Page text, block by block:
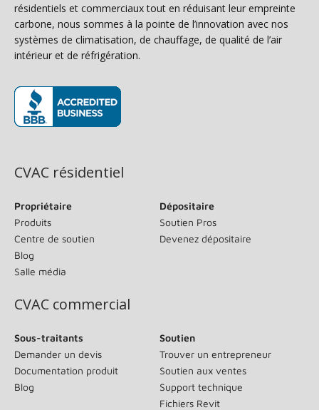
résidentiels et commerciaux tout en réduisant leur empreinte
carbone, nous sommes à la pointe de l’innovation avec nos
systèmes de climatisation, de chauffage, de qualité de l’air
intérieur et de réfrigération.
CVAC résidentiel
Propriétaire
Produits
Centre de soutien
Blog
Salle média
Dépositaire
Soutien Pros
Devenez dépositaire
CVAC commercial
Sous-traitants
Demander un devis
Documentation produit
Blog
Soutien
Trouver un entrepreneur
Soutien aux ventes
Support technique
Fichiers Revit